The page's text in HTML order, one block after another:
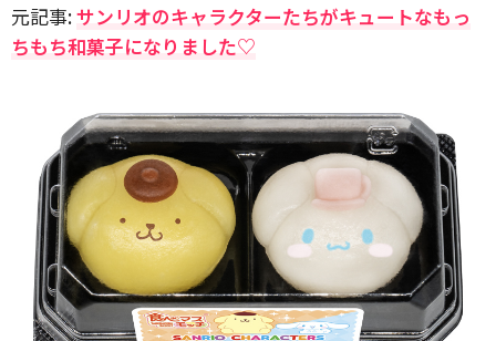
元記事:サンリオのキャラクターたちがキュートなもっ
ちもち和菓子になりました♡